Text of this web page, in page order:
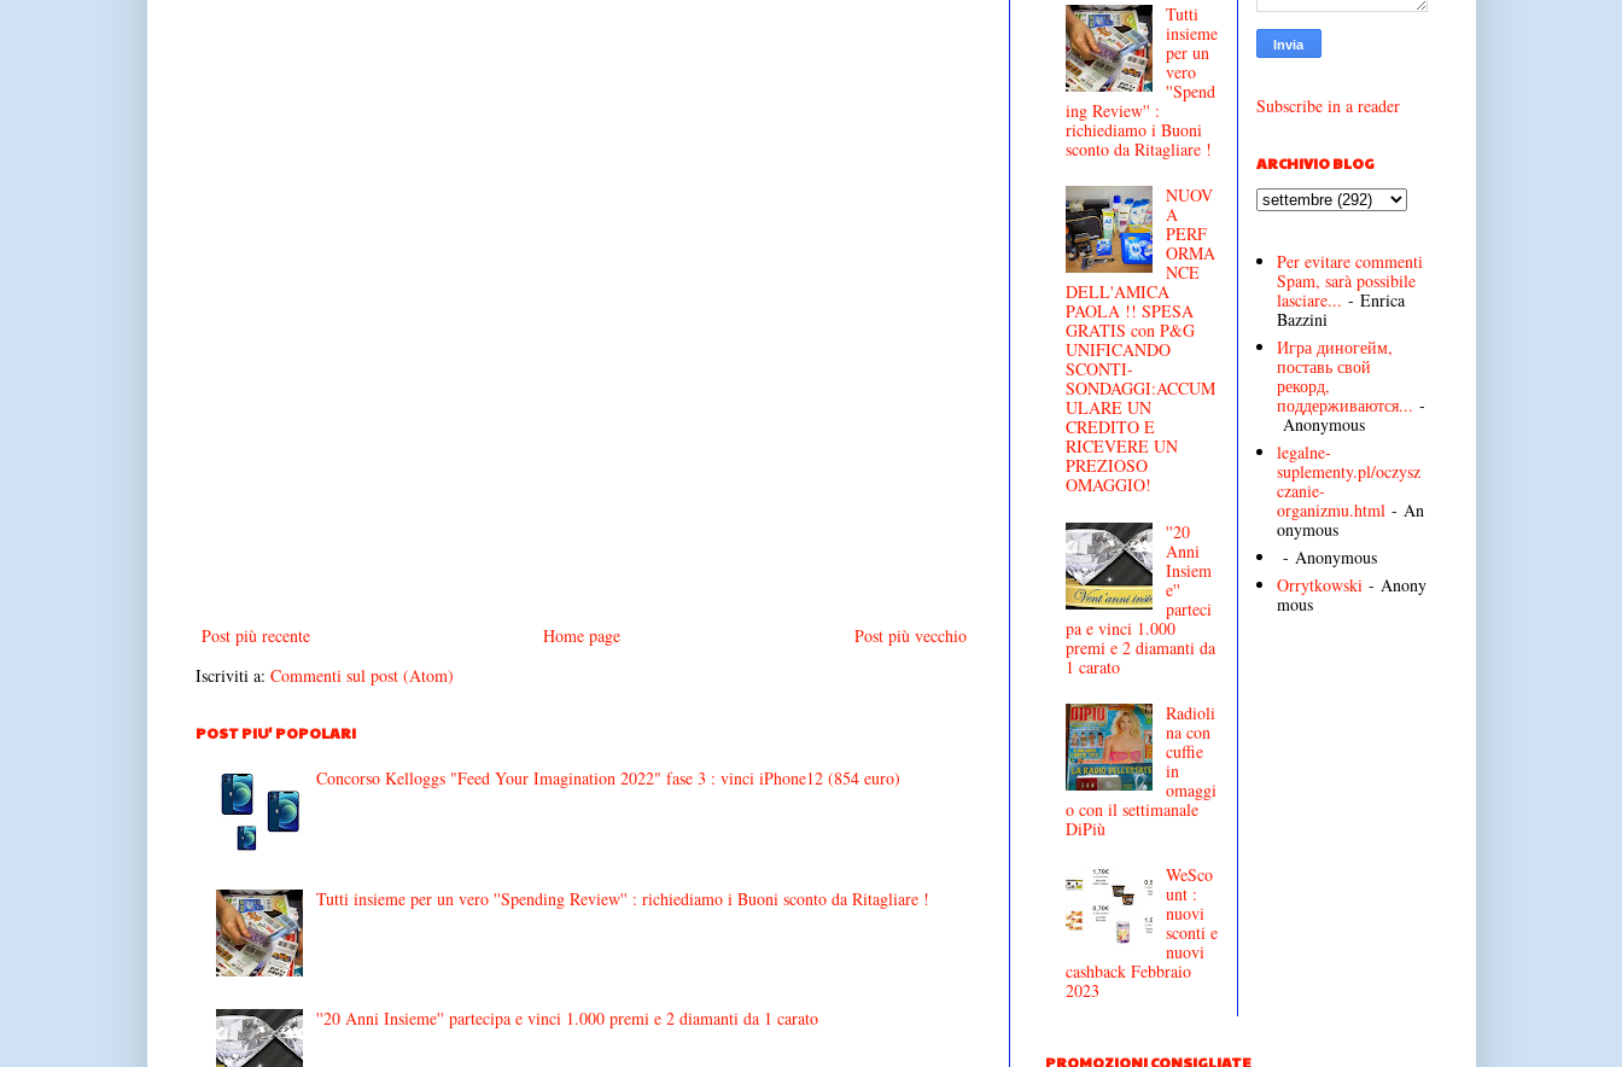
Post più recente Post più vecchio
Home page
Iscriviti a: Commenti sul post (Atom)
POST PIU' POPOLARI
Concorso Kelloggs "Feed Your Imagination 2022" fase 3 : vinci iPhone12 (854 euro)
Tutti insieme per un vero ''Spending Review'' : richiediamo i Buoni sconto da Ritagliare !
''20 Anni Insieme'' partecipa e vinci 1.000 premi e 2 diamanti da 1 carato
Tutti
insieme
per un
vero
''Spend
ing Review'' :
richiediamo i Buoni
sconto da Ritagliare !
NUOV
A
PERF
ORMA
NCE
DELL'AMICA
PAOLA !! SPESA
GRATIS con P&G
UNIFICANDO
SCONTI-
SONDAGGI:ACCUM
ULARE UN
CREDITO E
RICEVERE UN
PREZIOSO
OMAGGIO!
''20
Anni
Insiem
e''
parteci
pa e vinci 1.000
premi e 2 diamanti da
1 carato
Radioli
na con
cuffie
in
omaggi
o con il settimanale
DiPiù
WeSco
unt :
nuovi
sconti e
nuovi
cashback Febbraio
2023
Subscribe in a reader
ARCHIVIO BLOG
Per evitare commenti
Spam, sarà possibile
lasciare... - Enrica
Bazzini
Игра диногейм,
поставь свой
рекорд,
поддерживаются... -
Anonymous
legalne-
suplementy.pl/oczysz
czanie-
organizmu.html - An
onymous
- Anonymous
Orrytkowski - Anony
mous
PROMOZIONI CONSIGLIATE